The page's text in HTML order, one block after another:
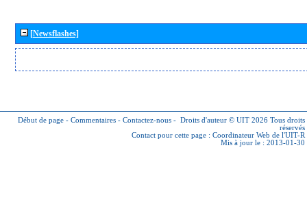
[Newsflashes]
Début de page - Commentaires - Contactez-nous - Droits d'auteur © UIT 2026 Tous droits
réservés
Contact pour cette page : Coordinateur Web de l'UIT-R
Mis à jour le : 2013-01-30